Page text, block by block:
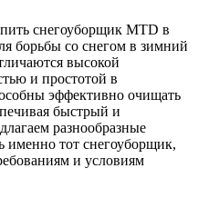
снегоуборщик MTD в
борьбы со снегом в зимний
высокой
и простотой в
эффективно очищать
быстрый и
разнообразные
именно тот снегоуборщик,
и условиям